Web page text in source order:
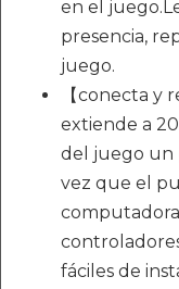
en el
presencia,
juego.
【conecta y
extiende a
del juego un
vez que el
fáciles de